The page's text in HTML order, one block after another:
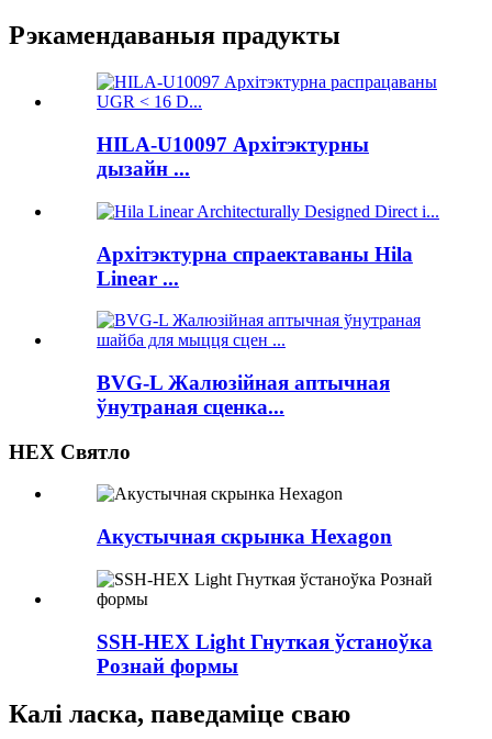
Рэкамендаваныя прадукты
HILA-U10097 Архітэктурны
дызайн ...
Архітэктурна спраектаваны Hila
Linear ...
BVG-L Жалюзійная аптычная
ўнутраная сценка...
HEX Святло
Акустычная скрынка Hexagon
SSH-HEX Light Гнуткая ўстаноўка
Рознай формы
Калі ласка, паведаміце сваю